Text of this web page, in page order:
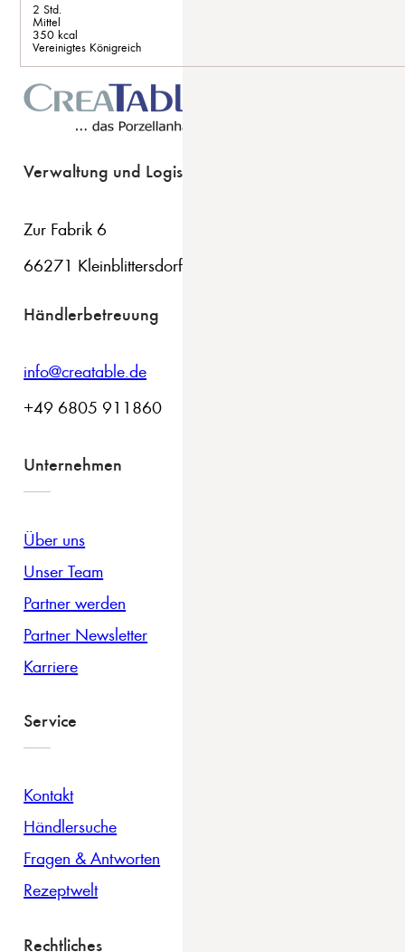
2 Std.
Mittel
350 kcal
Vereinigtes Königreich
Verwaltung und Logistik
Zur Fabrik 6
66271 Kleinblittersdorf
Händlerbetreuung
info@creatable.de
+49 6805 911860
Unternehmen
Über uns
Unser Team
Partner werden
Partner Newsletter
Karriere
Service
Kontakt
Händlersuche
Fragen & Antworten
Rezeptwelt
Rechtliches